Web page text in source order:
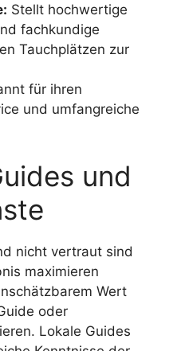
Stellt hochwertige
fachkundige
Tauchplätzen zur
für ihren
und umfangreiche
und
nicht vertraut sind
maximieren
Wert
oder
Lokale Guides